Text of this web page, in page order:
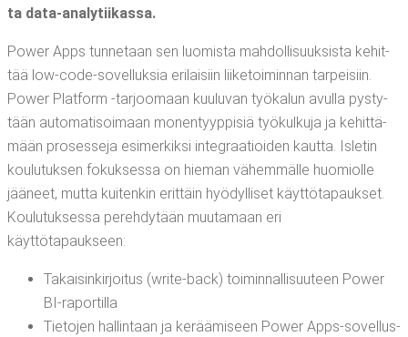
ta data-analytiikassa.
Power Apps tun­ne­taan sen luo­mis­ta mah­dol­li­suuk­sis­ta kehit­
tää low-code-sovel­luk­sia eri­lai­siin lii­ke­toi­min­nan tar­pei­siin.
Power Plat­form ‑tar­joo­maan kuu­lu­van työ­ka­lun avul­la pys­ty­
tään auto­ma­ti­soi­maan monen­tyyp­pi­siä työ­kul­ku­ja ja kehit­tä­
mään pro­ses­se­ja esi­mer­kik­si inte­graa­tioi­den kaut­ta. Isle­tin
kou­lu­tuk­sen fokuk­ses­sa on hie­man vähem­mäl­le huo­miol­le
jää­neet, mut­ta kui­ten­kin erit­täin hyö­dyl­li­set käyt­tö­ta­pauk­set.
Kou­lu­tuk­ses­sa pereh­dy­tään muu­ta­maan eri
käyttötapaukseen:
Takai­sin­kir­joi­tus (wri­te-back) toi­min­nal­li­suu­teen Power
BI-raportilla
Tie­to­jen hal­lin­taan ja kerää­mi­seen Power Apps-sovel­lus­